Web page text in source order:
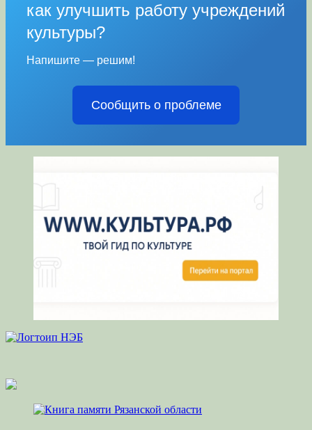
как улучшить работу учреждений
культуры?
Напишите — решим!
Сообщить о проблеме